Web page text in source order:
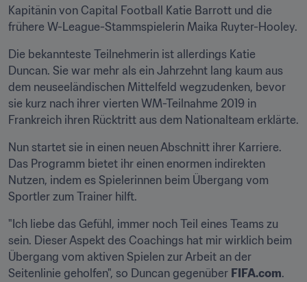
Kapitänin von Capital Football Katie Barrott und die
frühere W-League-Stammspielerin Maika Ruyter-Hooley.
Die bekannteste Teilnehmerin ist allerdings Katie
Duncan. Sie war mehr als ein Jahrzehnt lang kaum aus
dem neuseeländischen Mittelfeld wegzudenken, bevor
sie kurz nach ihrer vierten WM-Teilnahme 2019 in
Frankreich ihren Rücktritt aus dem Nationalteam erklärte.
Nun startet sie in einen neuen Abschnitt ihrer Karriere.
Das Programm bietet ihr einen enormen indirekten
Nutzen, indem es Spielerinnen beim Übergang vom
Sportler zum Trainer hilft.
"Ich liebe das Gefühl, immer noch Teil eines Teams zu
sein. Dieser Aspekt des Coachings hat mir wirklich beim
Übergang vom aktiven Spielen zur Arbeit an der
Seitenlinie geholfen", so Duncan gegenüber FIFA.com.